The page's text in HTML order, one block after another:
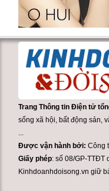
Trang Thông tin Điện tử
sống xã hội, bất động sản,
...
Được vận hành bởi:Công
Giấy phép: số 08/GP-TTĐT
Kinhdoanhdoisong.vn giữ